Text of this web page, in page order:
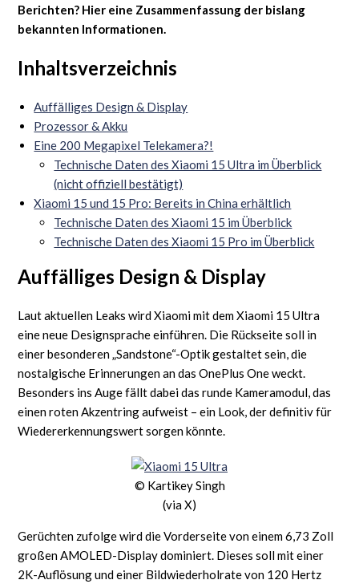
Berichten? Hier eine Zusammenfassung der bislang
bekannten Informationen.
Inhaltsverzeichnis
Auffälliges Design & Display
Prozessor & Akku
Eine 200 Megapixel Telekamera?!
Technische Daten des Xiaomi 15 Ultra im Überblick
(nicht offiziell bestätigt)
Xiaomi 15 und 15 Pro: Bereits in China erhältlich
Technische Daten des Xiaomi 15 im Überblick
Technische Daten des Xiaomi 15 Pro im Überblick
Auffälliges Design & Display
Laut aktuellen Leaks wird Xiaomi mit dem Xiaomi 15 Ultra
eine neue Designsprache einführen. Die Rückseite soll in
einer besonderen „Sandstone“-Optik gestaltet sein, die
nostalgische Erinnerungen an das OnePlus One weckt.
Besonders ins Auge fällt dabei das runde Kameramodul, das
einen roten Akzentring aufweist – ein Look, der definitiv für
Wiedererkennungswert sorgen könnte.
© Kartikey Singh
(via X)
Gerüchten zufolge wird die Vorderseite von einem 6,73 Zoll
großen AMOLED-Display dominiert. Dieses soll mit einer
2K-Auflösung und einer Bildwiederholrate von 120 Hertz